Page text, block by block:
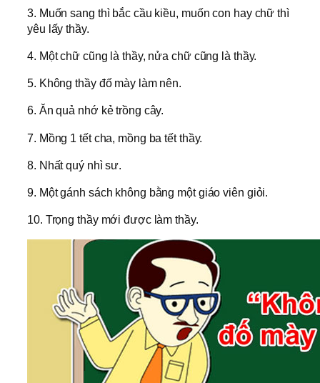
3. Muốn sang thì bắc cầu kiều, muốn con hay chữ thì
yêu lấy thầy.
4. Một chữ cũng là thầy, nửa chữ cũng là thầy.
5. Không thầy đố mày làm nên.
6. Ăn quả nhớ kẻ trồng cây.
7. Mồng 1 tết cha, mồng ba tết thầy.
8. Nhất quý nhì sư.
9. Một gánh sách không bằng một giáo viên giỏi.
10. Trọng thầy mới được làm thầy.